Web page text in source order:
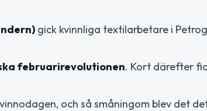
gick kvinnliga textilarbetare i
februarirevolutionen. Kort därefter
och så småningom blev det